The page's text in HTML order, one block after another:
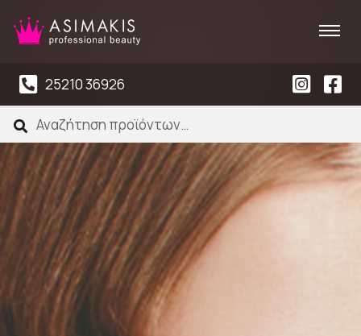
25210 36926
Αναζήτηση
για:
Αναζήτηση